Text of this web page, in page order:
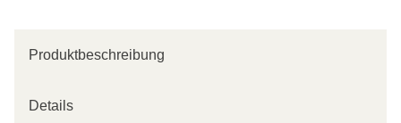
Produktbeschreibung
Details